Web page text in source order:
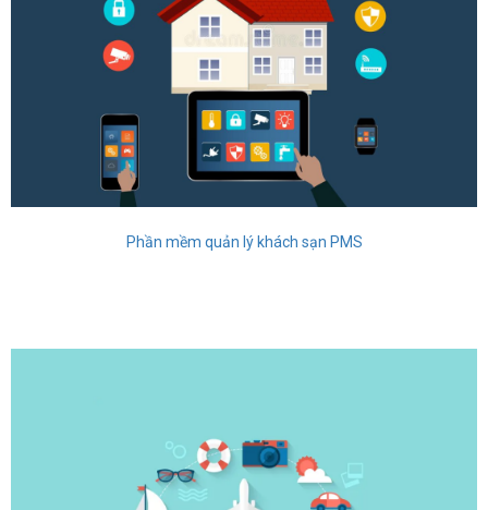
Phần mềm quản lý khách sạn PMS